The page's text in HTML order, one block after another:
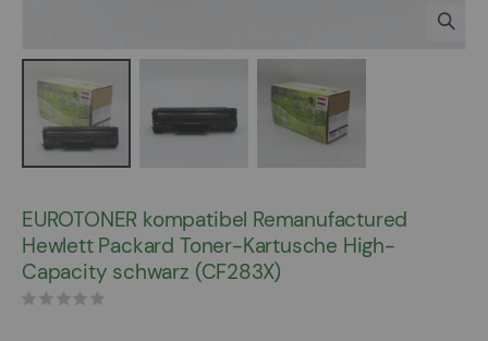
der
Bildergalerie
springen
EUROTONER kompatibel Remanufactured
Hewlett Packard Toner-Kartusche High-
Capacity schwarz (CF283X)